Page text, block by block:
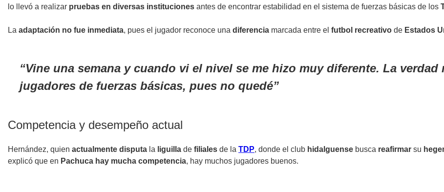
lo llevó a realizar pruebas en diversas instituciones antes de encontrar estabilidad en el sistema de fuerzas básicas de los
La adaptación no fue inmediata, pues el jugador reconoce una diferencia marcada entre el futbol recreativo de Estados
Vine una semana y cuando vi el nivel se me hizo muy diferente. La verdad
jugadores de fuerzas básicas, pues no quedé
Competencia y desempeño actual
Hernández, quien actualmente disputa la liguilla de filiales de la TDP, donde el club hidalguense busca reafirmar su
explicó que en Pachuca hay mucha competencia, hay muchos jugadores buenos.